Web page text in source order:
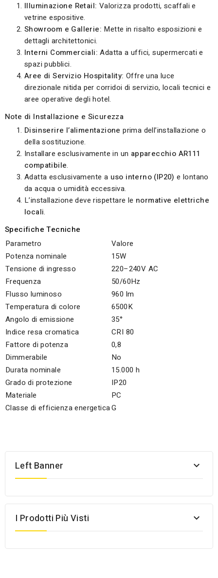
Illuminazione Retail: Valorizza prodotti, scaffali e
vetrine espositive.
Showroom e Gallerie: Mette in risalto esposizioni e
dettagli architettonici.
Interni Commerciali: Adatta a uffici, supermercati e
spazi pubblici.
Aree di Servizio Hospitality: Offre una luce
direzionale nitida per corridoi di servizio, locali tecnici e
aree operative degli hotel.
Note di Installazione e Sicurezza
Disinserire l’alimentazione prima dell’installazione o
della sostituzione.
Installare esclusivamente in un apparecchio AR111
compatibile.
Adatta esclusivamente a uso interno (IP20) e lontano
da acqua o umidità eccessiva.
L’installazione deve rispettare le normative elettriche
locali.
Specifiche Tecniche
Parametro
Valore
Potenza nominale
15W
Tensione di ingresso
220–240V AC
Frequenza
50/60Hz
Flusso luminoso
960 lm
Temperatura di colore
6500K
Angolo di emissione
35°
Indice resa cromatica
CRI 80
Fattore di potenza
0,8
Dimmerabile
No
Durata nominale
15.000 h
Grado di protezione
IP20
Materiale
PC
Classe di efficienza energeticaG
Left Banner 
I Prodotti Più Visti 